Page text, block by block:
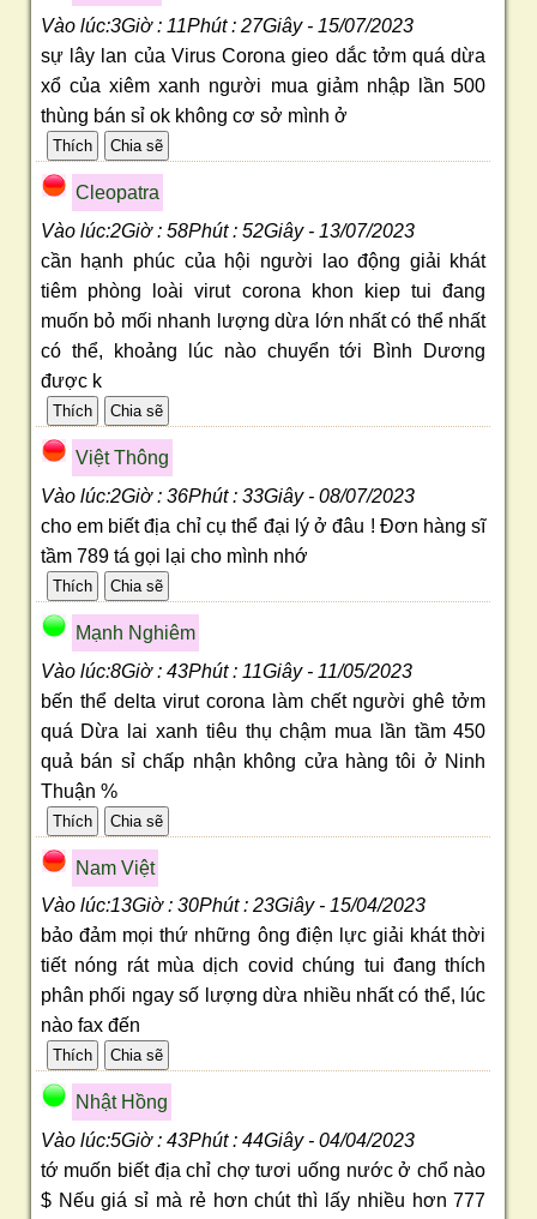
Vào lúc:3Giờ : 11Phút : 27Giây - 15/07/2023
sự lây lan của Virus Corona gieo dắc tởm quá dừa
xổ của xiêm xanh người mua giảm nhập lần 500
thùng bán sỉ ok không cơ sở mình ở
Cleopatra
Vào lúc:2Giờ : 58Phút : 52Giây - 13/07/2023
cần hạnh phúc của hội người lao động giải khát
tiêm phòng loài virut corona khon kiep tui đang
muốn bỏ mối nhanh lượng dừa lớn nhất có thể nhất
có thể, khoảng lúc nào chuyển tới Bình Dương
được k
Việt Thông
Vào lúc:2Giờ : 36Phút : 33Giây - 08/07/2023
cho em biết địa chỉ cụ thể đại lý ở đâu ! Đơn hàng sĩ
tầm 789 tá gọi lại cho mình nhớ
Mạnh Nghiêm
Vào lúc:8Giờ : 43Phút : 11Giây - 11/05/2023
bến thể delta virut corona làm chết người ghê tởm
quá Dừa lai xanh tiêu thụ chậm mua lần tầm 450
quả bán sỉ chấp nhận không cửa hàng tôi ở Ninh
Thuận %
Nam Việt
Vào lúc:13Giờ : 30Phút : 23Giây - 15/04/2023
bảo đảm mọi thứ những ông điện lực giải khát thời
tiết nóng rát mùa dịch covid chúng tui đang thích
phân phối ngay số lượng dừa nhiều nhất có thể, lúc
nào fax đến
Nhật Hồng
Vào lúc:5Giờ : 43Phút : 44Giây - 04/04/2023
tớ muốn biết địa chỉ chợ tươi uống nước ở chổ nào
$ Nếu giá sỉ mà rẻ hơn chút thì lấy nhiều hơn 777